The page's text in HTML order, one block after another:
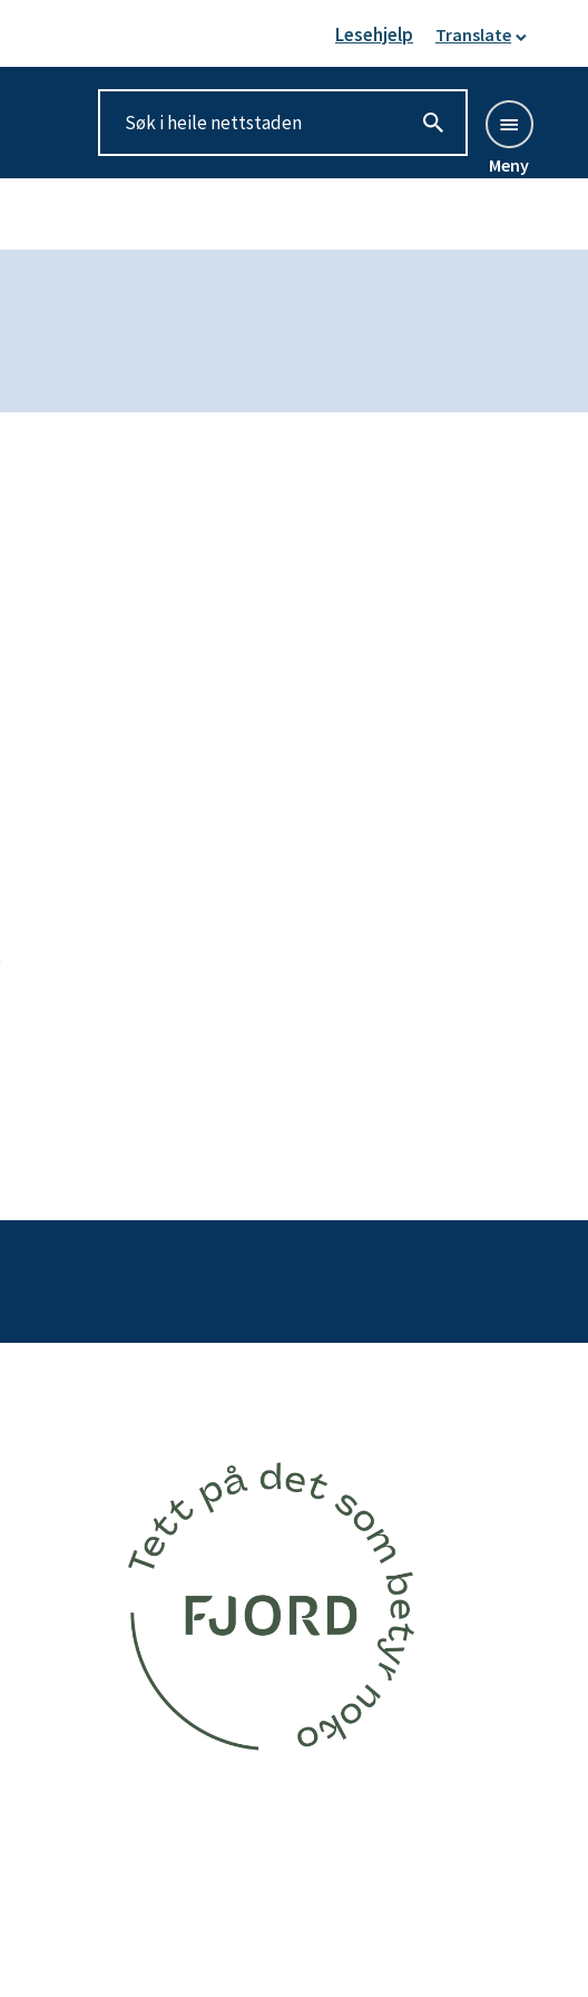
Lesehjelp Translate
Meny